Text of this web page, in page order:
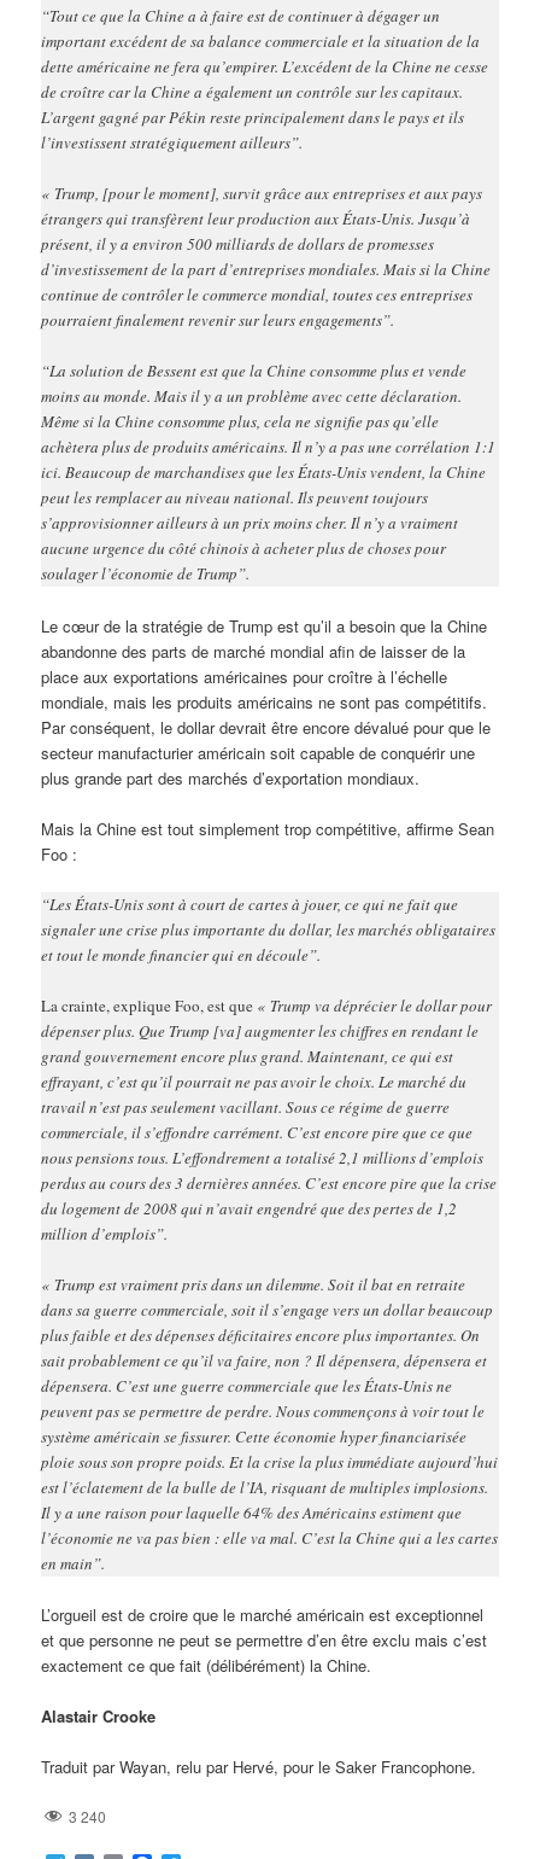
“Tout ce que la Chine a à faire est de continuer à dégager un
important excédent de sa balance commerciale et la situation de la
dette américaine ne fera qu’empirer. L’excédent de la Chine ne cesse
de croître car la Chine a également un contrôle sur les capitaux.
L’argent gagné par Pékin reste principalement dans le pays et ils
l’investissent stratégiquement ailleurs”.
« Trump, [pour le moment], survit grâce aux entreprises et aux pays
étrangers qui transfèrent leur production aux États-Unis. Jusqu’à
présent, il y a environ 500 milliards de dollars de promesses
d’investissement de la part d’entreprises mondiales. Mais si la Chine
continue de contrôler le commerce mondial, toutes ces entreprises
pourraient finalement revenir sur leurs engagements”.
“La solution de Bessent est que la Chine consomme plus et vende
moins au monde. Mais il y a un problème avec cette déclaration.
Même si la Chine consomme plus, cela ne signifie pas qu’elle
achètera plus de produits américains. Il n’y a pas une corrélation 1:1
ici. Beaucoup de marchandises que les États-Unis vendent, la Chine
peut les remplacer au niveau national. Ils peuvent toujours
s’approvisionner ailleurs à un prix moins cher. Il n’y a vraiment
aucune urgence du côté chinois à acheter plus de choses pour
soulager l’économie de Trump”.
Le cœur de la stratégie de Trump est qu’il a besoin que la Chine
abandonne des parts de marché mondial afin de laisser de la
place aux exportations américaines pour croître à l’échelle
mondiale, mais les produits américains ne sont pas compétitifs.
Par conséquent, le dollar devrait être encore dévalué pour que le
secteur manufacturier américain soit capable de conquérir une
plus grande part des marchés d’exportation mondiaux.
Mais la Chine est tout simplement trop compétitive, affirme Sean
Foo :
“Les États-Unis sont à court de cartes à jouer, ce qui ne fait que
signaler une crise plus importante du dollar, les marchés obligataires
et tout le monde financier qui en découle”.
La crainte, explique Foo, est que « Trump va déprécier le dollar pour
dépenser plus. Que Trump [va] augmenter les chiffres en rendant le
grand gouvernement encore plus grand. Maintenant, ce qui est
effrayant, c’est qu’il pourrait ne pas avoir le choix. Le marché du
travail n’est pas seulement vacillant. Sous ce régime de guerre
commerciale, il s’effondre carrément. C’est encore pire que ce que
nous pensions tous. L’effondrement a totalisé 2,1 millions d’emplois
perdus au cours des 3 dernières années. C’est encore pire que la crise
du logement de 2008 qui n’avait engendré que des pertes de 1,2
million d’emplois”.
« Trump est vraiment pris dans un dilemme. Soit il bat en retraite
dans sa guerre commerciale, soit il s’engage vers un dollar beaucoup
plus faible et des dépenses déficitaires encore plus importantes. On
sait probablement ce qu’il va faire, non ? Il dépensera, dépensera et
dépensera. C’est une guerre commerciale que les États-Unis ne
peuvent pas se permettre de perdre. Nous commençons à voir tout le
système américain se fissurer. Cette économie hyper financiarisée
ploie sous son propre poids. Et la crise la plus immédiate aujourd’hui
est l’éclatement de la bulle de l’IA, risquant de multiples implosions.
Il y a une raison pour laquelle 64% des Américains estiment que
l’économie ne va pas bien : elle va mal. C’est la Chine qui a les cartes
en main”.
L’orgueil est de croire que le marché américain est exceptionnel
et que personne ne peut se permettre d’en être exclu mais c’est
exactement ce que fait (délibérément) la Chine.
Alastair Crooke
Traduit par Wayan, relu par Hervé, pour le Saker Francophone.
3 240